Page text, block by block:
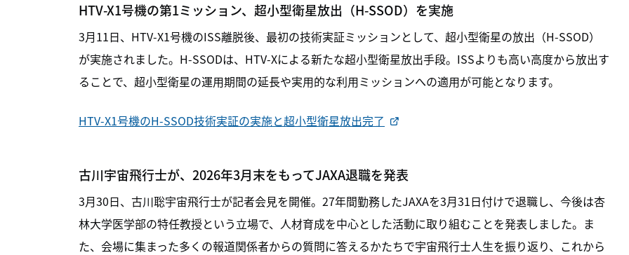
HTV-X1号機の第1ミッション、超小型衛星放出（H-SSOD）を実施
3月11日、HTV-X1号機のISS離脱後、最初の技術実証ミッションとして、超小型衛星の放出（H-SSOD）
が実施されました。H-SSODは、HTV-Xによる新たな超小型衛星放出手段。ISSよりも高い高度から放出す
ることで、超小型衛星の運用期間の延長や実用的な利用ミッションへの適用が可能となります。
HTV-X1号機のH-SSOD技術実証の実施と超小型衛星放出完了
古川宇宙飛行士が、2026年3月末をもってJAXA退職を発表
3月30日、古川聡宇宙飛行士が記者会見を開催。27年間勤務したJAXAを3月31日付けで退職し、今後は杏
林大学医学部の特任教授という立場で、人材育成を中心とした活動に取り組むことを発表しました。ま
た、会場に集まった多くの報道関係者からの質問に答えるかたちで宇宙飛行士人生を振り返り、これから